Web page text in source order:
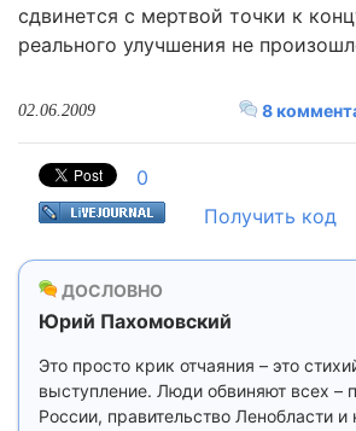
сдвинется с мертвой точки к
реального улучшения не
8
02.06.2009
0
Получить код
ДОСЛОВНО
Юрий Пахомовский
Это просто крик отчаяния – это
выступление. Люди обвиняют всех –
России, правительство Ленобласти и